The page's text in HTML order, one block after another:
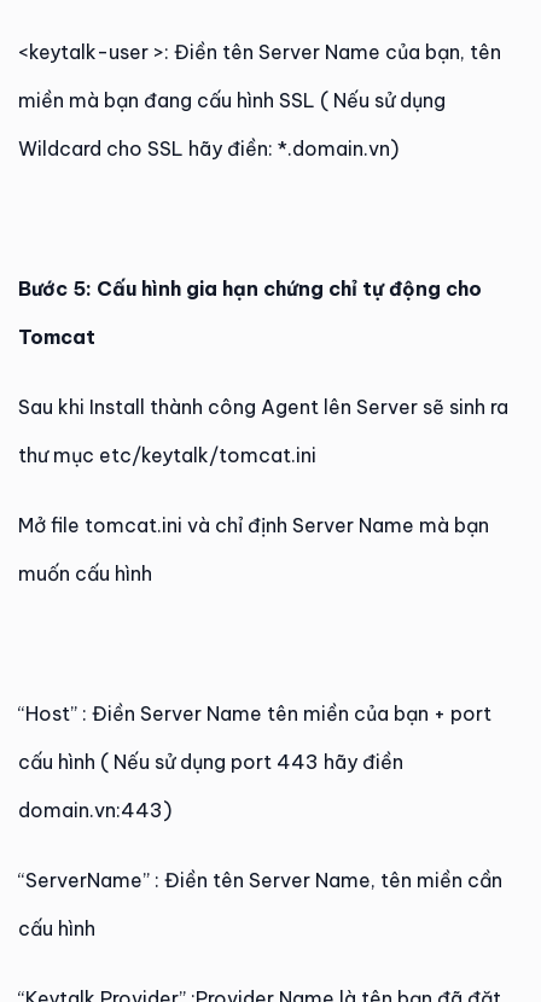
<keytalk-user >: Điền tên Server Name của bạn, tên
miền mà bạn đang cấu hình SSL ( Nếu sử dụng
Wildcard cho SSL hãy điền: *.domain.vn)
Bước 5: Cấu hình gia hạn chứng chỉ tự động cho
Tomcat
Sau khi Install thành công Agent lên Server sẽ sinh ra
thư mục etc/keytalk/tomcat.ini
Mở file tomcat.ini và chỉ định Server Name mà bạn
muốn cấu hình
“Host” : Điền Server Name tên miền của bạn + port
cấu hình ( Nếu sử dụng port 443 hãy điền
domain.vn:443)
“ServerName” : Điền tên Server Name, tên miền cần
cấu hình